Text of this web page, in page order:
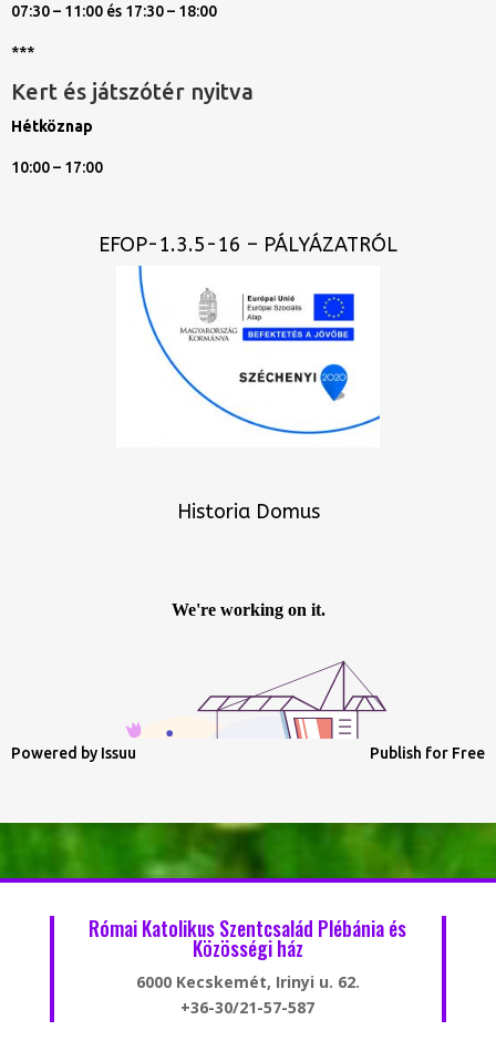
07:30 – 11:00 és 17:30 – 18:00
***
Kert és játszótér nyitva
Hétköznap
10:00 – 17:00
EFOP-1.3.5-16 – PÁLYÁZATRÓL
Historia Domus
Powered by Issuu Publish for Free
Római Katolikus Szentcsalád Plébánia és
Közösségi ház
6000 Kecskemét, Irinyi u. 62.
+36-30/21-57-587